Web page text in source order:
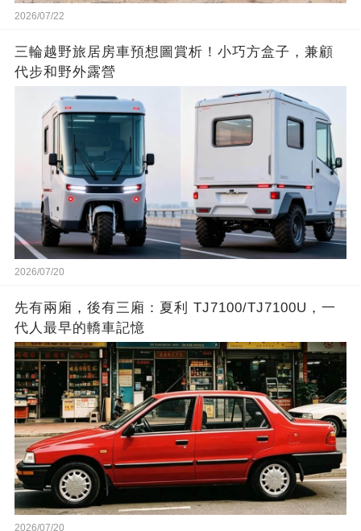
2026/07/22
三輪越野旅居房車預想圖賞析！小巧方盒子，兼顧
代步和野外露營
2026/07/20
先有兩廂，後有三廂：夏利 TJ7100/TJ7100U，一
代人最早的轎車記憶
2026/07/20